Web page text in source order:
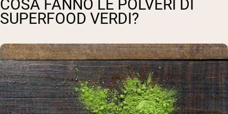
COSA FANNO LE POLVERI DI
SUPERFOOD VERDI?